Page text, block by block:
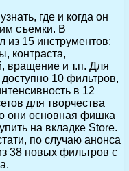
где и когда он
съемки. В
15 инструментов:
контраста,
вращение и т.п. Для
10 фильтров,
в 12
для творчества
они основная фишка
на вкладке Store.
по случаю анонса
38 новых фильтров с